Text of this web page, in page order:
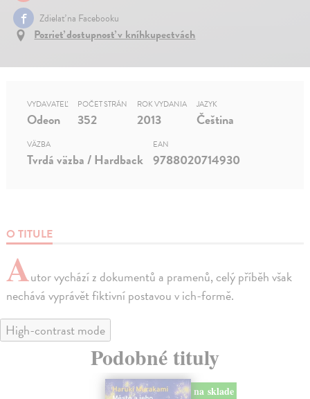
Zdielať na Facebooku
Pozrieť dostupnosť v kníhkupectvách
O TITULE
Autor vychází z dokumentů a pramenů, celý příběh však
nechává vyprávět fiktivní postavou v ich-formě.
VYDAVATEĽ
Odeon
POČET STRÁN
352
ROK VYDANIA
2013
JAZYK
Čeština
VÄZBA
Tvrdá väzba / Hardback
EAN
9788020714930
High-contrast mode
Podobné tituly
na sklade